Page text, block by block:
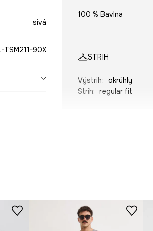
sivá
TSM211-90X
100 % Bavlna
STRIH
Výstrih: okrúhly
Strih: regular fit